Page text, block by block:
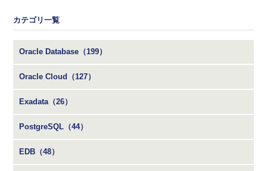
カテゴリ一覧
Oracle Database（199）
Oracle Cloud（127）
Exadata（26）
PostgreSQL（44）
EDB（48）